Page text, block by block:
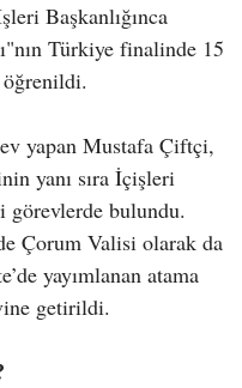
Başkanlığınca
Türkiye finalinde 15
yapan Mustafa Çiftçi,
yanı sıra İçişleri
görevlerde bulundu.
Çorum Valisi olarak da
yayımlanan atama
getirildi.